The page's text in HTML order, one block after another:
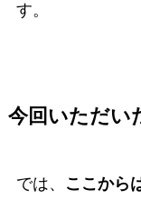
す。
今回いただい
では、
ここから